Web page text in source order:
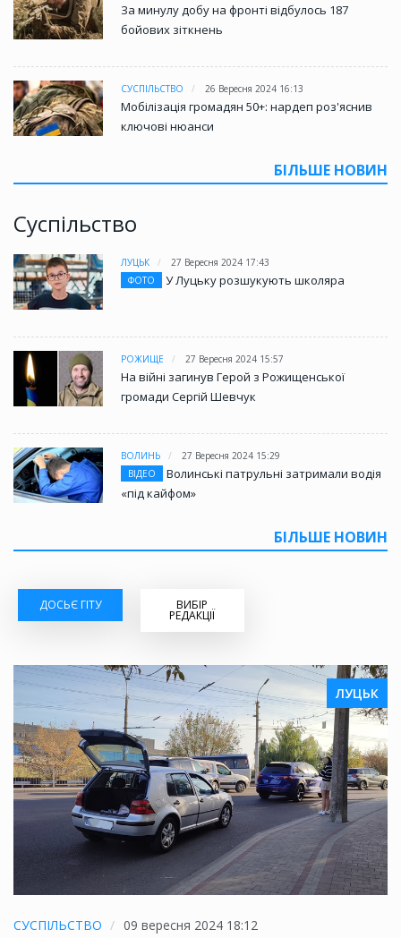
За минулу добу на фронті відбулось 187
бойових зіткнень
СУСПІЛЬСТВО 26 Вересня 2024 16:13
Мобілізація громадян 50+: нардеп роз'яснив
ключові нюанси
БІЛЬШЕ НОВИН
Суспільство
ЛУЦЬК
27 Вересня 2024 17:43
ФОТО
У Луцьку розшукують школяра
РОЖИЩЕ 27 Вересня 2024 15:57
На війні загинув Герой з Рожищенської
громади Сергій Шевчук
ВОЛИНЬ
27 Вересня 2024 15:29
ВІДЕО
Волинські патрульні затримали водія
«під кайфом»
БІЛЬШЕ НОВИН
ДОСЬЄ ГІТУ ВИБІР
РЕДАКЦІЇ
ЛУЦЬК
СУСПІЛЬСТВО 09 вересня 2024 18:12